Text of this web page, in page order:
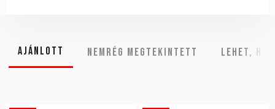
Ajánlott NEMRÉG MEGTEKINTETT Lehet,